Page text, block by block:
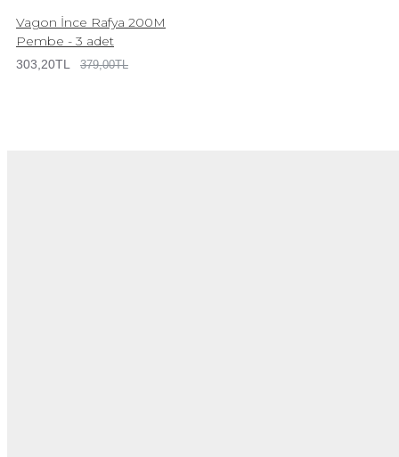
Vagon İnce Rafya 200M
Pembe - 3 adet
303,20TL 379,00TL